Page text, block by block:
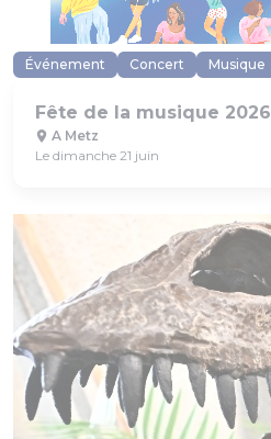
Événement Concert Musique
Fête de la musique 2026
A Metz
Le dimanche 21 juin